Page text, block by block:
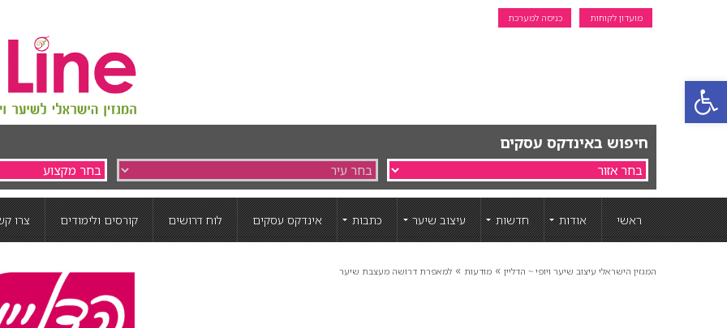
פתח סרגל נגישות
מועדון לקוחות כניסה למערכת
חיפוש באינדקס עסקים
ראשי אודות חדשות עיצוב שיער כתבות אינדקס עסקים לוח דרושים קורסים ולימודים צרו
המגזין הישראלי עיצוב שיער ויופי ~ הדליין » מודעות » למאפרת דרושה מעצבת שיער